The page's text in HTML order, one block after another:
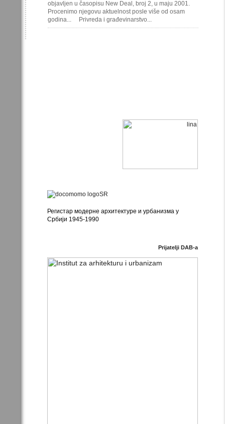
objavljen u časopisu New Deal, broj 2, u maju 2001.
Procenimo njegovu aktuelnost posle više od osam
godina... Privreda i građevinarstvo...
Регистар модерне архитектуре и урбанизма у
Србији 1945-1990
Prijatelji DAB-a